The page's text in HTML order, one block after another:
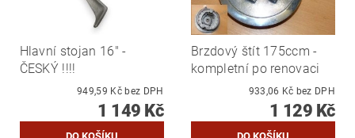
Hlavní stojan 16" -
ČESKÝ !!!!
949,59 Kč bez DPH
1 149 Kč
Brzdový štít 175ccm -
kompletní po renovaci
933,06 Kč bez DPH
1 129 Kč